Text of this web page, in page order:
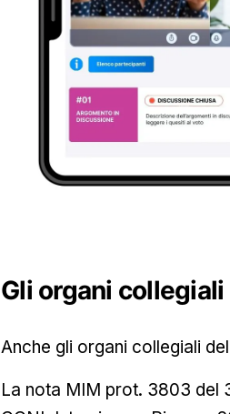
Gli organi
Anche gli organi collegiali
La nota MIM prot. 3803 del